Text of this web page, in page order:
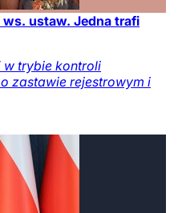
ustaw. Jedna trafi
w trybie kontroli
zastawie rejestrowym i